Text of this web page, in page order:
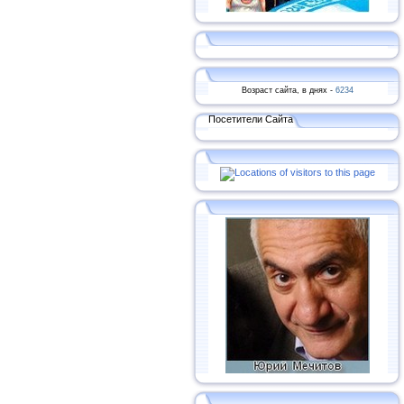
Возраст сайта, в днях - 6234
Посетители Сайта